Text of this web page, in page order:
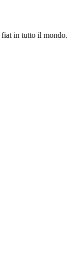
in tutto il mondo.